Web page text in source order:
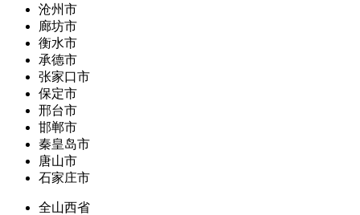
沧州市
廊坊市
衡水市
承德市
张家口市
保定市
邢台市
邯郸市
秦皇岛市
唐山市
石家庄市
全山西省